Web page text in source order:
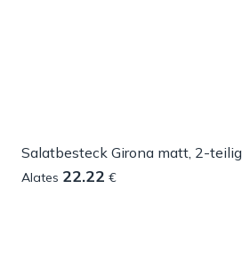
Salatbesteck Girona matt, 2-teilig
Alates 22.22 €